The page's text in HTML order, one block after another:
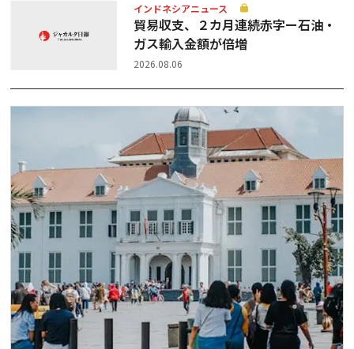
インドネシアニュース
貿易収支、２カ月連続赤字ー石油・
ガス輸入金額が倍増
2026.08.06